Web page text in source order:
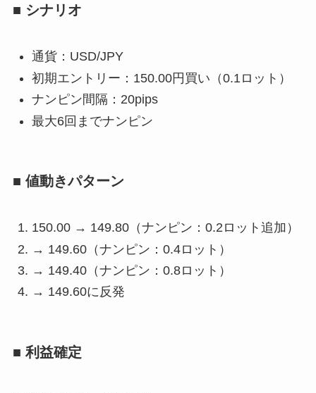
■ シナリオ
通貨：USD/JPY
初期エントリー：150.00円買い（0.1ロット）
ナンピン間隔：20pips
最大6回までナンピン
■ 値動きパターン
150.00 → 149.80（ナンピン：0.2ロット追加）
→ 149.60（ナンピン：0.4ロット）
→ 149.40（ナンピン：0.8ロット）
→ 149.60に反発
■ 利益確定